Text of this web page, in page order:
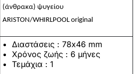
(άνθρακα) ψυγείου
ARISTON/WHIRLPOOL original
Διαστάσεις : 78x46 mm
Χρόνος ζωής : 6 μήνες
Τεμάχια : 1